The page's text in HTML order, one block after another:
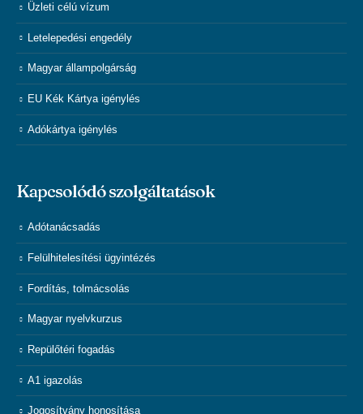
Üzleti célú vízum
Letelepedési engedély
Magyar állampolgárság
EU Kék Kártya igénylés
Adókártya igénylés
Kapcsolódó szolgáltatások
Adótanácsadás
Felülhitelesítési ügyintézés
Fordítás, tolmácsolás
Magyar nyelvkurzus
Repülőtéri fogadás
A1 igazolás
Jogosítvány honosítása